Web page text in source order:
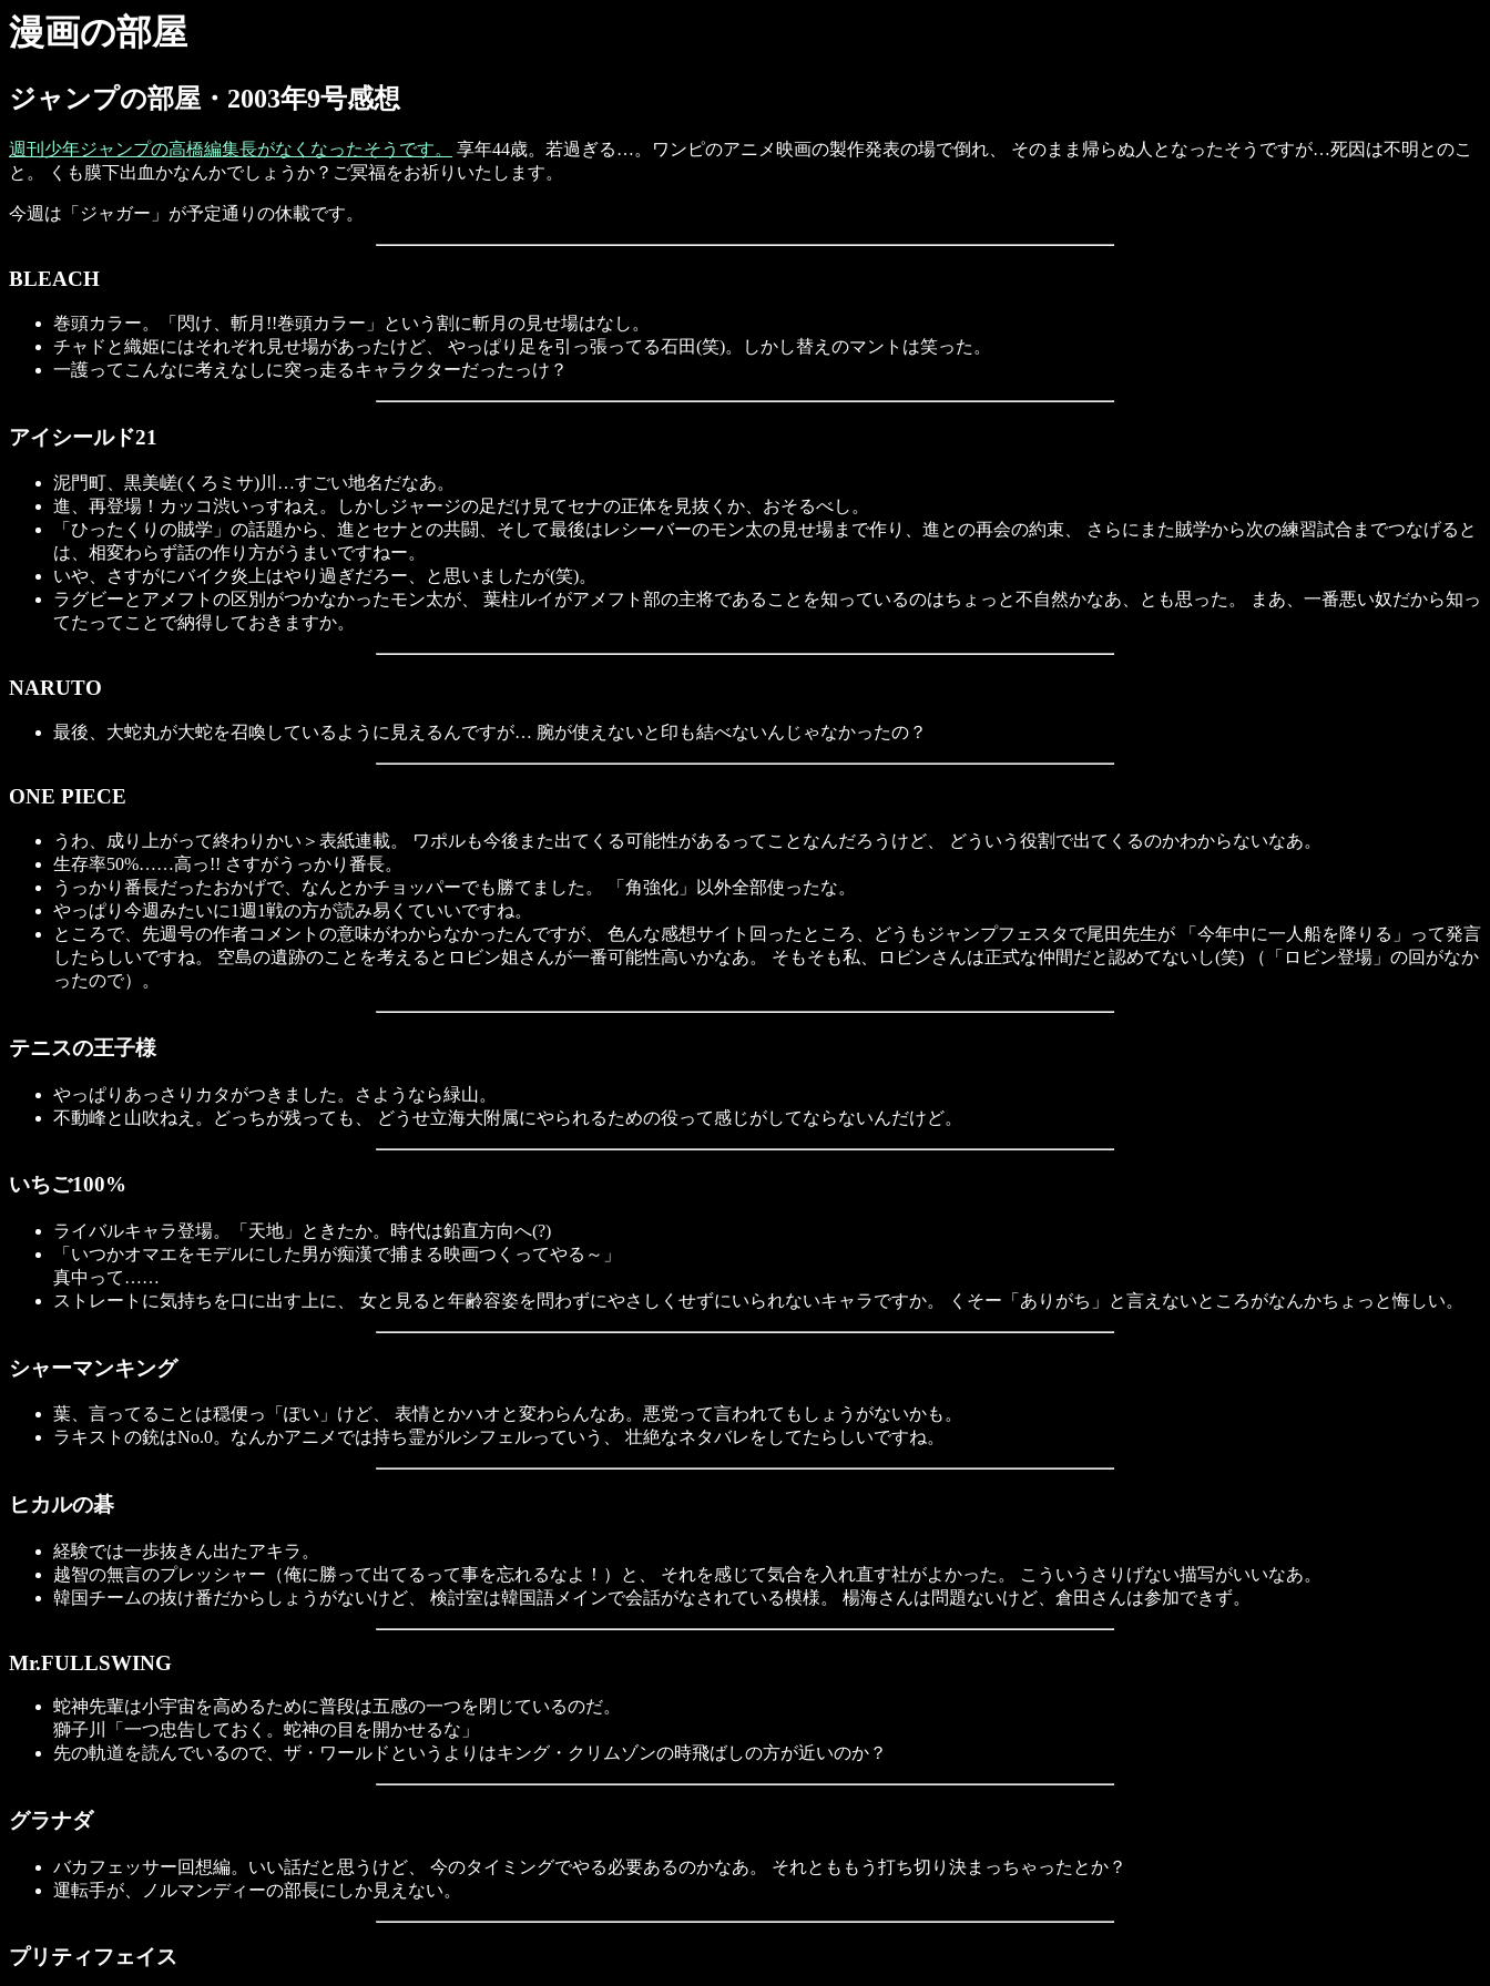
漫画の部屋
ジャンプの部屋・2003年9号感想
週刊少年ジャンプの高橋編集長がなくなったそうです。
享年44歳。若過ぎる…。ワンピのアニメ映画の製作発表の場で倒れ、 そのまま帰らぬ人となったそうですが…死因は不明とのこ
と。 くも膜下出血かなんかでしょうか？ご冥福をお祈りいたします。
今週は「ジャガー」が予定通りの休載です。
BLEACH
巻頭カラー。「閃け、斬月!!巻頭カラー」という割に斬月の見せ場はなし。
チャドと織姫にはそれぞれ見せ場があったけど、 やっぱり足を引っ張ってる石田(笑)。しかし替えのマントは笑った。
一護ってこんなに考えなしに突っ走るキャラクターだったっけ？
アイシールド21
泥門町、黒美嵯(くろミサ)川…すごい地名だなあ。
進、再登場！カッコ渋いっすねえ。しかしジャージの足だけ見てセナの正体を見抜くか、おそるべし。
「ひったくりの賊学」の話題から、進とセナとの共闘、そして最後はレシーバーのモン太の見せ場まで作り、進との再会の約束、 さらにまた賊学から次の練習試合までつなげると
は、相変わらず話の作り方がうまいですねー。
いや、さすがにバイク炎上はやり過ぎだろー、と思いましたが(笑)。
ラグビーとアメフトの区別がつかなかったモン太が、 葉柱ルイがアメフト部の主将であることを知っているのはちょっと不自然かなあ、とも思った。 まあ、一番悪い奴だから知っ
てたってことで納得しておきますか。
NARUTO
最後、大蛇丸が大蛇を召喚しているように見えるんですが… 腕が使えないと印も結べないんじゃなかったの？
ONE PIECE
うわ、成り上がって終わりかい＞表紙連載。 ワポルも今後また出てくる可能性があるってことなんだろうけど、 どういう役割で出てくるのかわからないなあ。
生存率50%……高っ!! さすがうっかり番長。
うっかり番長だったおかげで、なんとかチョッパーでも勝てました。 「角強化」以外全部使ったな。
やっぱり今週みたいに1週1戦の方が読み易くていいですね。
ところで、先週号の作者コメントの意味がわからなかったんですが、 色んな感想サイト回ったところ、どうもジャンプフェスタで尾田先生が 「今年中に一人船を降りる」って発言
したらしいですね。 空島の遺跡のことを考えるとロビン姐さんが一番可能性高いかなあ。 そもそも私、ロビンさんは正式な仲間だと認めてないし(笑) （「ロビン登場」の回がなか
ったので）。
テニスの王子様
やっぱりあっさりカタがつきました。さようなら緑山。
不動峰と山吹ねえ。どっちが残っても、 どうせ立海大附属にやられるための役って感じがしてならないんだけど。
いちご100%
ライバルキャラ登場。「天地」ときたか。時代は鉛直方向へ(?)
「いつかオマエをモデルにした男が痴漢で捕まる映画つくってやる～」
真中って……
ストレートに気持ちを口に出す上に、 女と見ると年齢容姿を問わずにやさしくせずにいられないキャラですか。 くそー「ありがち」と言えないところがなんかちょっと悔しい。
シャーマンキング
葉、言ってることは穏便っ「ぽい」けど、 表情とかハオと変わらんなあ。悪党って言われてもしょうがないかも。
ラキストの銃はNo.0。なんかアニメでは持ち霊がルシフェルっていう、 壮絶なネタバレをしてたらしいですね。
ヒカルの碁
経験では一歩抜きん出たアキラ。
越智の無言のプレッシャー（俺に勝って出てるって事を忘れるなよ！）と、 それを感じて気合を入れ直す社がよかった。 こういうさりげない描写がいいなあ。
韓国チームの抜け番だからしょうがないけど、 検討室は韓国語メインで会話がなされている模様。 楊海さんは問題ないけど、倉田さんは参加できず。
Mr.FULLSWING
蛇神先輩は小宇宙を高めるために普段は五感の一つを閉じているのだ。
獅子川「一つ忠告しておく。蛇神の目を開かせるな」
先の軌道を読んでいるので、ザ・ワールドというよりはキング・クリムゾンの時飛ばしの方が近いのか？
グラナダ
バカフェッサー回想編。いい話だと思うけど、 今のタイミングでやる必要あるのかなあ。 それとももう打ち切り決まっちゃったとか？
運転手が、ノルマンディーの部長にしか見えない。
プリティフェイス